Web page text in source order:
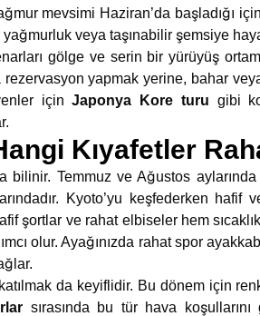
mevsimi Haziran’da başladığı
veya taşınabilir şemsiye hayat
gölge ve serin bir yürüyüş
rezervasyon yapmak yerine, bahar
içinJaponya Kore turu gibi
Kıyafetler
bilinir. Temmuz ve Ağustos aylarında
Kyoto’yu keşfederken hafif
şortlar ve rahat elbiseler hem
olur. Ayağınızda rahat spor
da keyiflidir. Bu dönem için
sırasında bu tür hava